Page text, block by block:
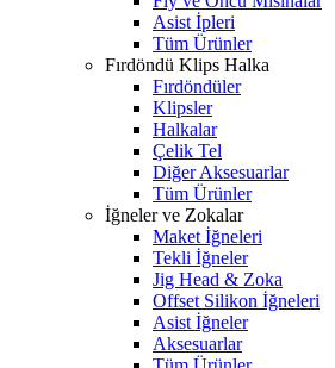
Asist İpleri
Tüm Ürünler
Fırdöndü Klips Halka
Fırdöndüler
Klipsler
Halkalar
Çelik Tel
Diğer Aksesuarlar
Tüm Ürünler
İğneler ve Zokalar
Maket İğneleri
Tekli İğneler
Jig Head & Zoka
Offset Silikon İğneleri
Asist İğneler
Aksesuarlar